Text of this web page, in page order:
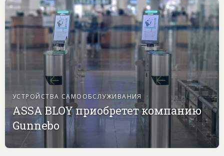
УСТРОЙСТВА САМООБСЛУЖИВАНИЯ
ASSA BLOY приобретет компанию
Gunnebo